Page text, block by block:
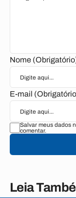
Nome
E-mail
Salvar meus dados
comentar.
Leia